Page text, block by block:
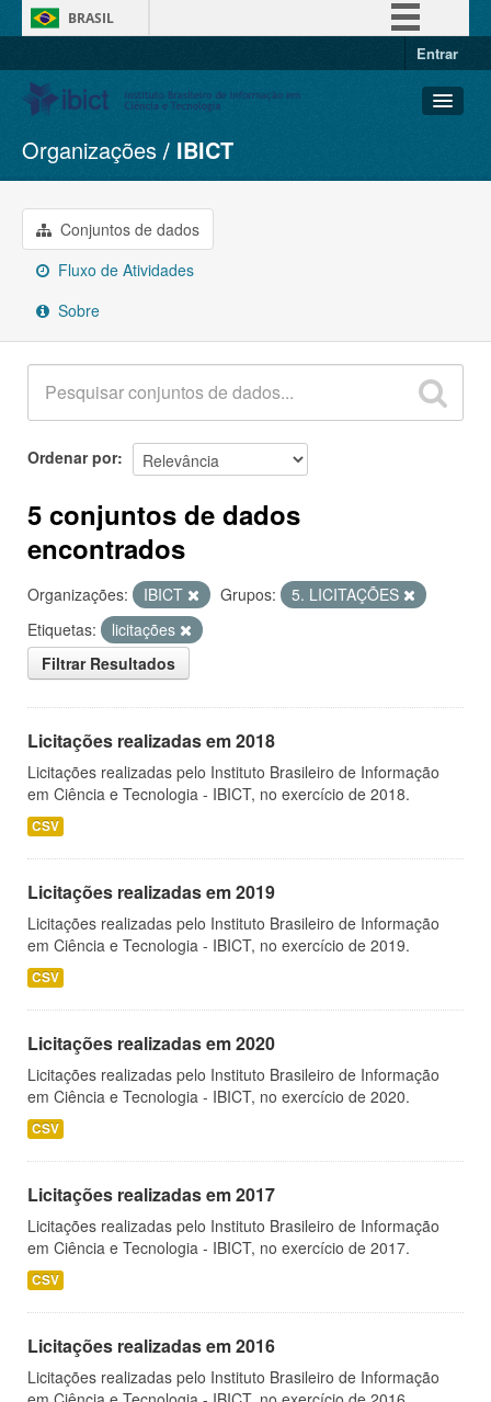
BRASIL
Entrar
Conjuntos de dados
Organizações
Grupos
Sobre
Organizações IBICT
Conjuntos de dados
Fluxo de Atividades
Sobre
Ordenar por
5 conjuntos de dados
encontrados
Organizações: IBICT Grupos:
5. LICITAÇÕES
Etiquetas:
licitações
Filtrar Resultados
Licitações realizadas em 2018
Licitações realizadas pelo Instituto Brasileiro de Informação
em Ciência e Tecnologia - IBICT, no exercício de 2018.
CSV
Licitações realizadas em 2019
Licitações realizadas pelo Instituto Brasileiro de Informação
em Ciência e Tecnologia - IBICT, no exercício de 2019.
CSV
Licitações realizadas em 2020
Licitações realizadas pelo Instituto Brasileiro de Informação
em Ciência e Tecnologia - IBICT, no exercício de 2020.
CSV
Licitações realizadas em 2017
Licitações realizadas pelo Instituto Brasileiro de Informação
em Ciência e Tecnologia - IBICT, no exercício de 2017.
CSV
Licitações realizadas em 2016
Licitações realizadas pelo Instituto Brasileiro de Informação